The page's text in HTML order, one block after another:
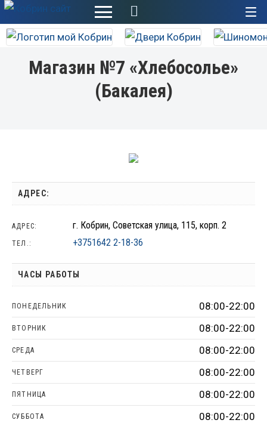
Магазин №7 «Хлебосолье»
(Бакалея)
АДРЕС:
АДРЕС: г. Кобрин, Советская улица, 115, корп. 2
ТЕЛ.: +3751642 2-18-36
ЧАСЫ РАБОТЫ
ПОНЕДЕЛЬНИК 08:00-22:00
ВТОРНИК 08:00-22:00
СРЕДА 08:00-22:00
ЧЕТВЕРГ 08:00-22:00
ПЯТНИЦА 08:00-22:00
СУББОТА 08:00-22:00